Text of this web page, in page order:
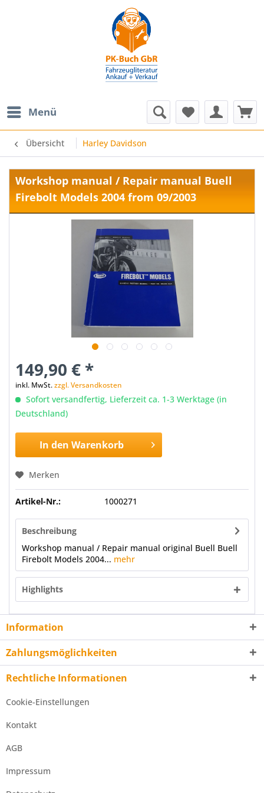
Menü
Übersicht Harley Davidson
Workshop manual / Repair manual Buell
Firebolt Models 2004 from 09/2003
149,90 € *
inkl. MwSt.zzgl. Versandkosten
Sofort versandfertig, Lieferzeit ca. 1-3 Werktage (in
Deutschland)
In den Warenkorb
Merken
Artikel-Nr.: 1000271
Beschreibung
Workshop manual / Repair manual original Buell Buell
Firebolt Models 2004... mehr
Highlights
Information
Zahlungsmöglichkeiten
Rechtliche Informationen
Cookie-Einstellungen
Kontakt
AGB
Impressum